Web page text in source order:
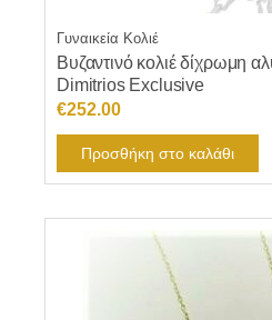
Γυναικεία Κολιέ
Βυζαντινό κολιέ δίχρωμη
Dimitrios Exclusive
€252.00
Προσθήκη στο καλάθι